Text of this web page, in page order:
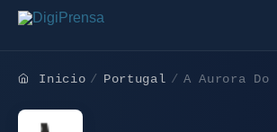
Inicio Portugal A Aurora Do